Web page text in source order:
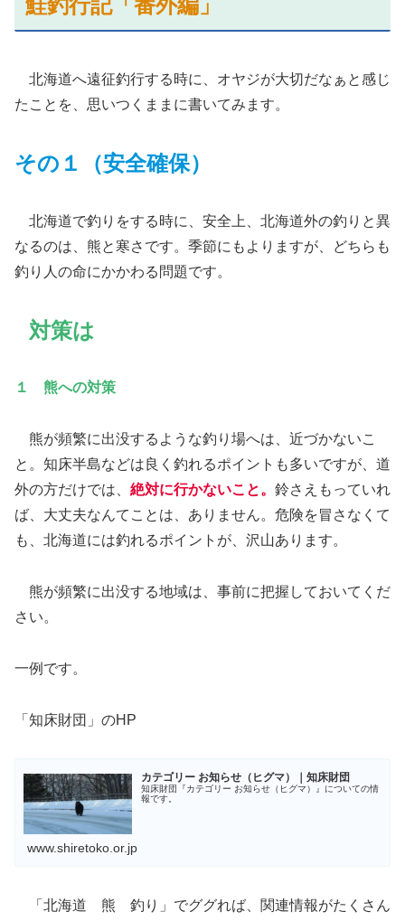
鮭釣行記「番外編」
北海道へ遠征釣行する時に、オヤジが大切だなぁと感じ
たことを、思いつくままに書いてみます。
その１（安全確保）
北海道で釣りをする時に、安全上、北海道外の釣りと異
なるのは、熊と寒さです。季節にもよりますが、どちらも
釣り人の命にかかわる問題です。
対策は
１ 熊への対策
熊が頻繁に出没するような釣り場へは、近づかないこ
と。知床半島などは良く釣れるポイントも多いですが、道
外の方だけでは、 絶対に行かないこと。 鈴さえもっていれ
ば、大丈夫なんてことは、ありません。危険を冒さなくて
も、北海道には釣れるポイントが、沢山あります。
熊が頻繁に出没する地域は、事前に把握しておいてくだ
さい。
一例です。
「知床財団」のHP
カテゴリー お知らせ（ヒグマ）｜知床財団
知床財団『カテゴリー お知らせ（ヒグマ）』についての情
報です。
www.shiretoko.or.jp
「北海道 熊 釣り」でググれば、関連情報がたくさん